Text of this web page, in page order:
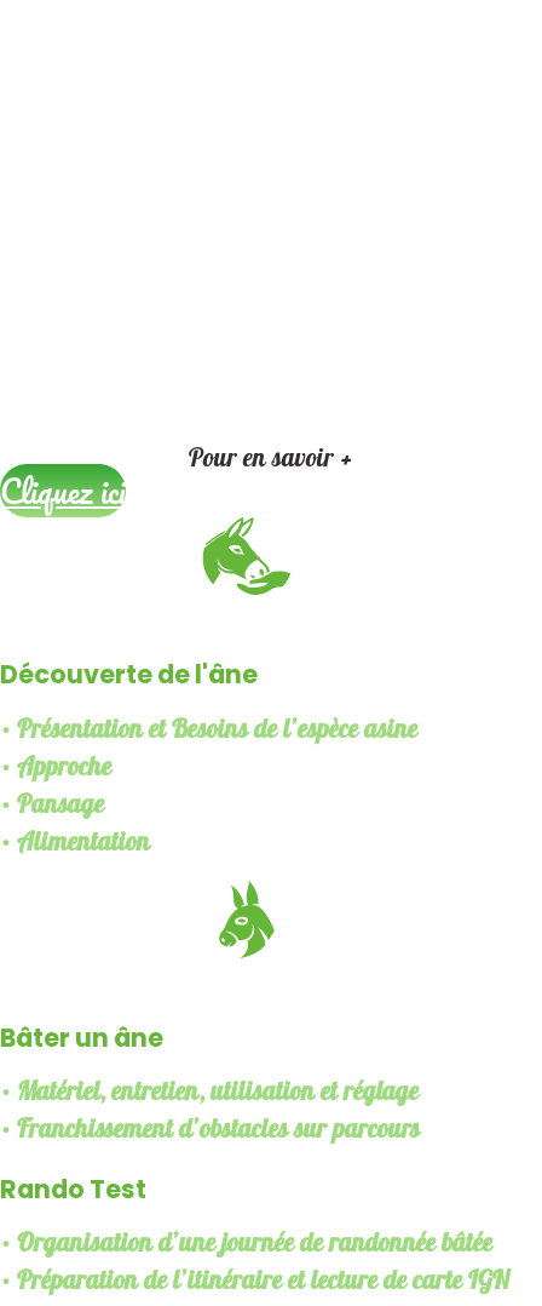
Pour en savoir +
Cliquez ici
Découverte de l'âne
• Présentation et Besoins de l’espèce asine
• Approche
• Pansage
• Alimentation
Bâter un âne
• Matériel, entretien, utilisation et réglage
• Franchissement d’obstacles sur parcours
Rando Test
• Organisation d’une journée de randonnée bâtée
• Préparation de l’itinéraire et lecture de carte IGN